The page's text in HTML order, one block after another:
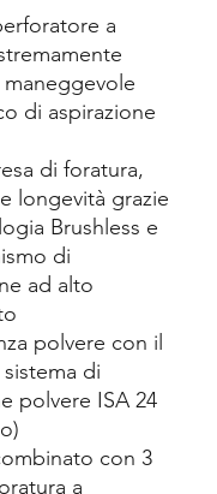
a
di aspirazione
di foratura,
longevità grazie
Brushless e
di
ad alto
polvere con il
di
polvere ISA 24
con 3
a